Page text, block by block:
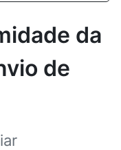
da
de